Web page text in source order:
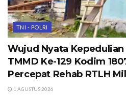
TNI - POLRI
Wujud Nyata Kepedulian
TMMD Ke-129 Kodim
Percepat Rehab RTLH
1 AGUSTUS 2026